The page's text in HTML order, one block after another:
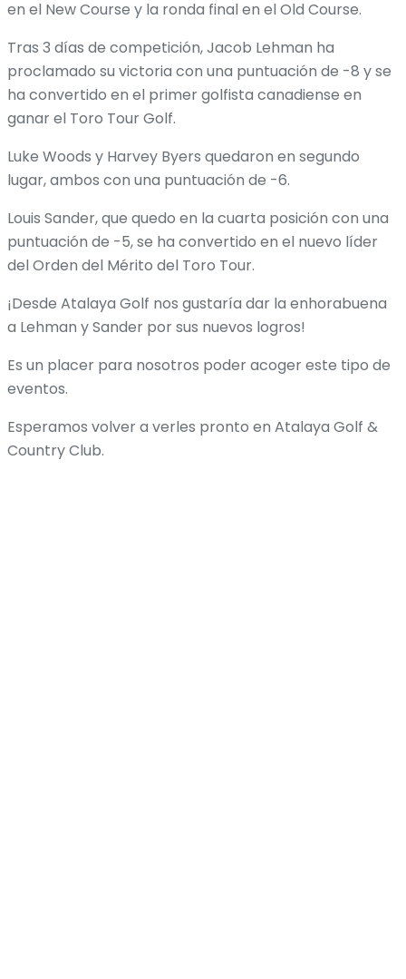
en el New Course y la ronda final en el Old Course.
Tras 3 días de competición, Jacob Lehman ha
proclamado su victoria con una puntuación de -8 y se
ha convertido en el primer golfista canadiense en
ganar el Toro Tour Golf.
Luke Woods y Harvey Byers quedaron en segundo
lugar, ambos con una puntuación de -6.
Louis Sander, que quedo en la cuarta posición con una
puntuación de -5, se ha convertido en el nuevo líder
del Orden del Mérito del Toro Tour.
¡Desde Atalaya Golf nos gustaría dar la enhorabuena
a Lehman y Sander por sus nuevos logros!
Es un placer para nosotros poder acoger este tipo de
eventos.
Esperamos volver a verles pronto en Atalaya Golf &
Country Club.